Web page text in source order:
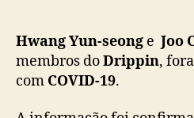
Hwang Yun-seong e Joo
membros doDrippin,
com COVID-19.